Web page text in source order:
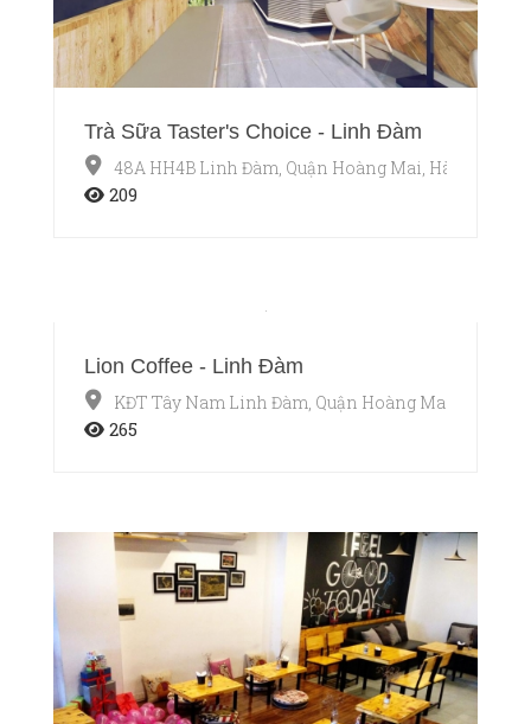
Trà Sữa Taster's Choice - Linh Đàm
48A HH4B Linh Đàm, Quận Hoàng Mai, Hà Nội
209
Lion Coffee - Linh Đàm
KĐT Tây Nam Linh Đàm, Quận Hoàng Mai, Hà Nội
265